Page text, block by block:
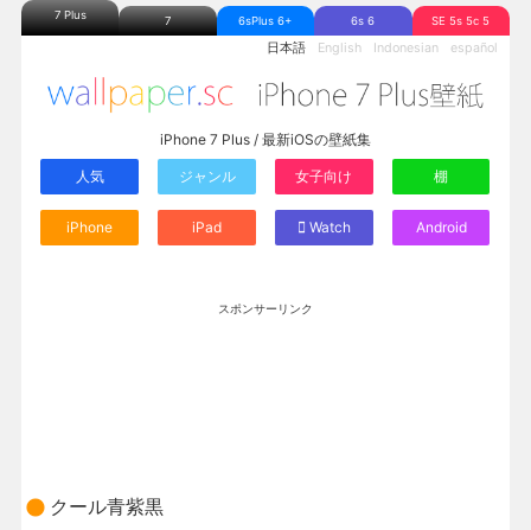
7 Plus 7 6sPlus 6+ 6s 6 SE 5s 5c 5
日本語 English Indonesian español
iPhone 7 Plus / 最新iOSの壁紙集
人気 ジャンル 女子向け 棚
iPhone iPad Watch Android
スポンサーリンク
クール青紫黒